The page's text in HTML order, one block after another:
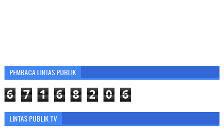
PEMBACA LINTAS PUBLIK
6 7 1 6 8 2 0 6
LINTAS PUBLIK TV